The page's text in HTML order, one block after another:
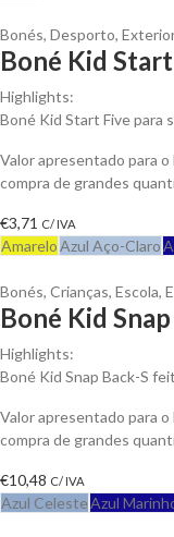
Bonés, Desporto, Exterior
Boné Kid
Highlights:
Boné Kid Start Five para
Valor apresentado para
compra de grandes
€3,71 C/ IVA
AmareloAzul Aço-Claro
Bonés, Crianças, Escola,
Boné Kid
Highlights:
Boné Kid Snap Back-S
Valor apresentado para
compra de grandes
€10,48 C/ IVA
Azul CelesteAzul